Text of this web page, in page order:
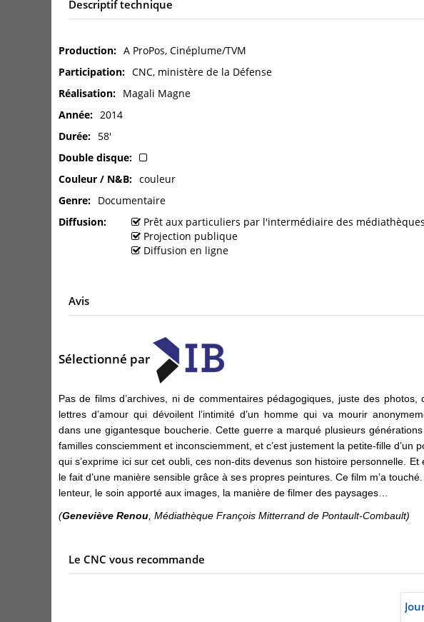
Descriptif technique
Production
A ProPos, Cinéplume/TVM
Participation
CNC, ministère de la Défense
Réalisation
Magali Magne
Année
2014
Durée
58'
Double disque
Couleur / N&B
couleur
Genre
Documentaire
Diffusion
Prêt aux particuliers par l'intermédiaire des médiathèques
Projection publique
Diffusion en ligne
Avis
Sélectionné par
Pas de films d’archives, ni de commentaires pédagogiques, juste des photos,
lettres d’amour qui dévoilent l’intimité d’un homme qui va mourir
dans une gigantesque boucherie. Cette guerre a marqué plusieurs
familles consciemment et inconsciemment, et c’est justement la petite-fille d’un
qui s’exprime ici sur cet oubli, ces non-dits devenus son histoire personnelle. Et
le fait d’une manière sensible grâce à ses propres peintures. Ce film m’a touché.
lenteur, le soin apporté aux images, la manière de filmer des paysages…
(Geneviève Renou , Médiathèque François Mitterrand de Pontault-Combault)
Le CNC vous recommande